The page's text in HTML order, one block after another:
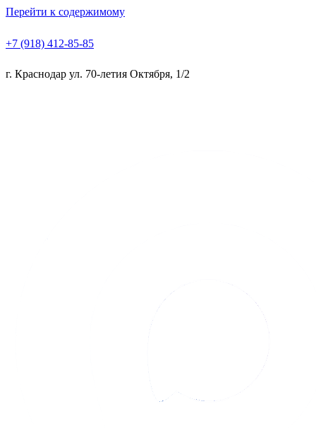
Перейти к содержимому
+7 (918) 412-85-85
г. Краснодар ул. 70-летия Октября, 1/2